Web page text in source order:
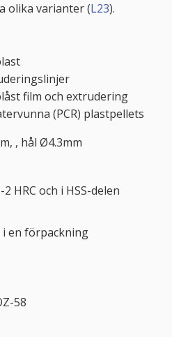
olika varianter (L23).
film och extrudering
(PCR) plastpellets
, hål Ø4.3mm
HRC och i HSS-delen
i en förpackning
58